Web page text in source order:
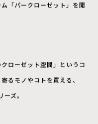
「パークローゼット」を開
ローゼット空間」というコ
るモノやコトを買える、
ズ。